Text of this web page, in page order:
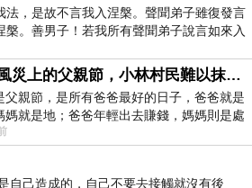
法，是故不言我入涅槃。聲聞弟子雖復發言
。善男子！若我所有聲聞弟子說言如來入
八八風災上的父親節，小林村民難以抹滅的痛
父親節，是所有爸爸最好的日子，爸爸就是
媽就是地；爸爸年輕出去賺錢，媽媽則是處
，職業不分高低貴賤，只有人品才
自己造成的，自己不要去接觸就沒有後